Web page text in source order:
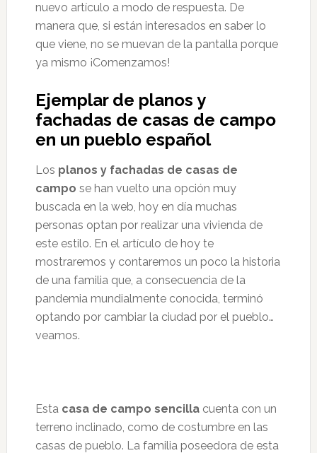
nuevo artículo a modo de respuesta. De
manera que, si están interesados en saber lo
que viene, no se muevan de la pantalla porque
ya mismo ¡Comenzamos!
Ejemplar de planos y
fachadas de casas de campo
en un pueblo español
Los planos y fachadas de casas de
campo se han vuelto una opción muy
buscada en la web, hoy en día muchas
personas optan por realizar una vivienda de
este estilo. En el artículo de hoy te
mostraremos y contaremos un poco la historia
de una familia que, a consecuencia de la
pandemia mundialmente conocida, terminó
optando por cambiar la ciudad por el pueblo…
veamos.
Esta casa de campo sencillacuenta con un
terreno inclinado, como de costumbre en las
casas de pueblo. La familia poseedora de esta